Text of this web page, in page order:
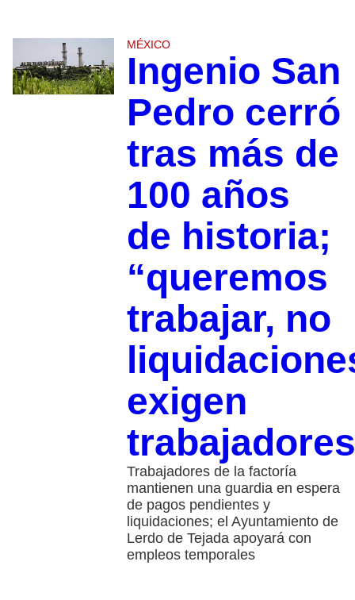
MÉXICO
Ingenio San
Pedro cerró
tras más de
100 años
de historia;
“queremos
trabajar, no
exigen
trabajadores
Trabajadores de la factoría
mantienen una guardia en espera
de pagos pendientes y
liquidaciones; el Ayuntamiento de
Lerdo de Tejada apoyará con
empleos temporales